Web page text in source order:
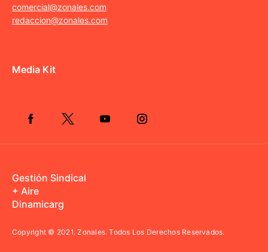
comercial@zonales.com
redaccion@zonales.com
Media Kit
Gestión Sindical
+ Aire
Dinamicarg
Copyright © 2021.Zonales. Todos Los Derechos Reservados.